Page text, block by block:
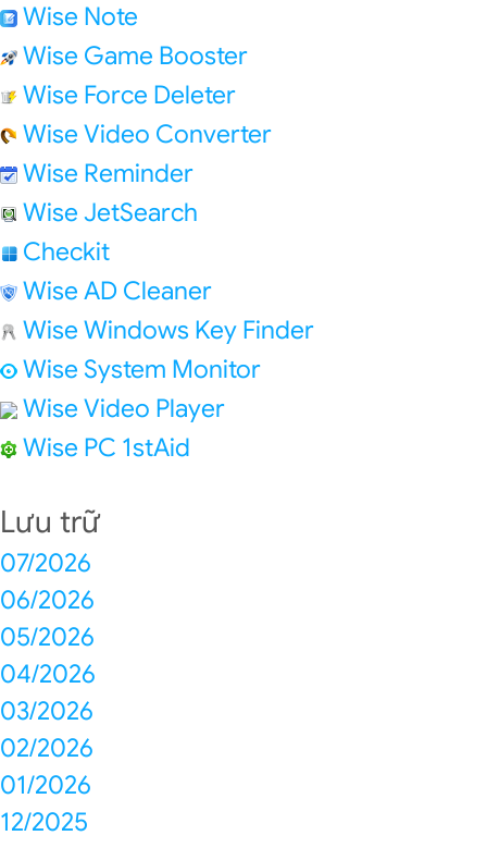
Wise Note
Wise Game Booster
Wise Force Deleter
Wise Video Converter
Wise Reminder
Wise JetSearch
Checkit
Wise AD Cleaner
Wise Windows Key Finder
Wise System Monitor
Wise Video Player
Wise PC 1stAid
Lưu trữ
07/2026
06/2026
05/2026
04/2026
03/2026
02/2026
01/2026
12/2025